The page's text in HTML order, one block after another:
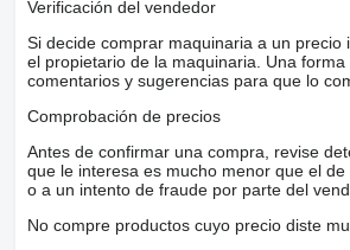
Verificación del vendedor
Si decide comprar maquinaria a un
el propietario de la maquinaria. Una
comentarios y sugerencias para que lo
Comprobación de precios
Antes de confirmar una compra, revise
que le interesa es mucho menor que el
o a un intento de fraude por parte del
No compre productos cuyo precio diste